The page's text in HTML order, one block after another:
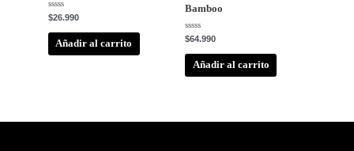
Valorado
con
0
$26.990
Añadir al carrito
Bamboo
Valorado
con
0
$64.990
Añadir al carrito